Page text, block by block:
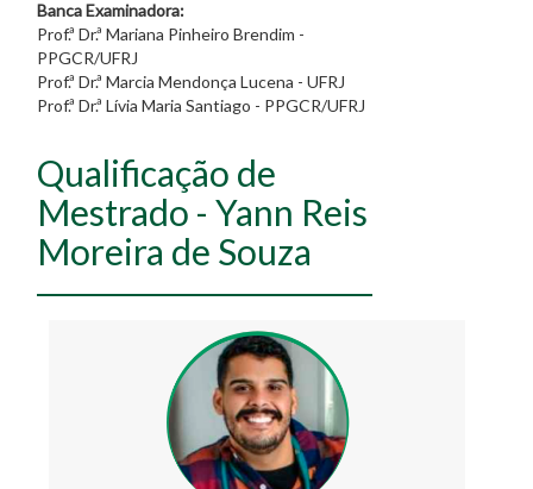
Banca Examinadora:
Prof.ª Dr.ª Mariana Pinheiro Brendim -
PPGCR/UFRJ
Prof.ª Dr.ª Marcia Mendonça Lucena - UFRJ
Prof.ª Dr.ª Lívia Maria Santiago - PPGCR/UFRJ
Qualificação de
Mestrado - Yann Reis
Moreira de Souza